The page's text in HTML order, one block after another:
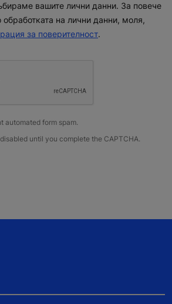
вашите лични данни. За повече
на лични данни, моля,
за поверителност.
automated form spam.
until you complete the CAPTCHA.